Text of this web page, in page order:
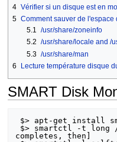
4 Vérifier si un disque est en
5 Comment sauver de l'espace
5.1 /usr/share/zoneinfo
5.2 /usr/share/locale and /
5.3 /usr/share/man
6
Lecture température disque
SMART Disk
completes, then]